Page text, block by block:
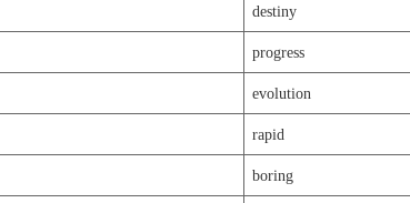
destiny
progress
evolution
rapid
boring